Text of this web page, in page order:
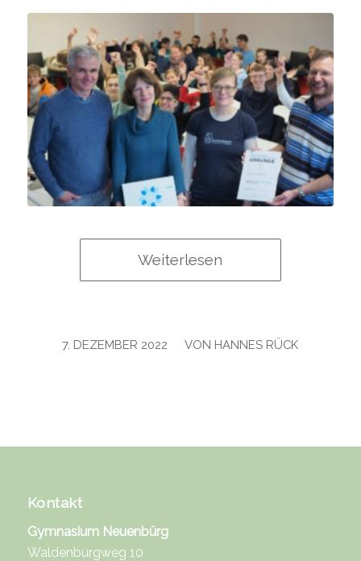
Weiterlesen
7. DEZEMBER 2022
/ VON HANNES RÜCK
Kontakt
Gymnasium Neuenbürg
Waldenburgweg 10